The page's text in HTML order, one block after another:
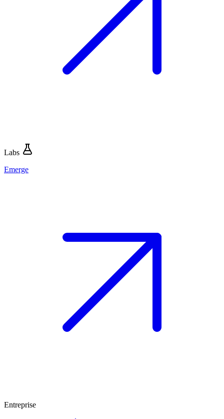
Labs
Emerge
Entreprise